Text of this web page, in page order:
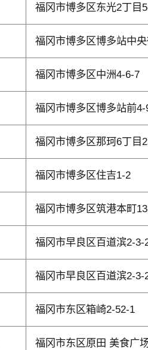
福冈市博多区东光2丁目
福冈市博多区博多站中
福冈市博多区中洲4-6-7
福冈市博多区博多站前4-
福冈市博多区那珂6丁目
福冈市博多区住吉1-2
福冈市博多区筑港本町
福冈市早良区百道滨2-3-
福冈市早良区百道滨2-3-
福冈市东区箱崎2-52-1
福冈市东区原田 美食广